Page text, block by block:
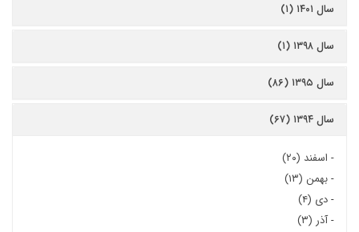
سال ۱۴۰۱ (۱)
سال ۱۳۹۸ (۱)
سال ۱۳۹۵ (۸۶)
سال ۱۳۹۴ (۶۷)
- اسفند (۲۰)
-بهمن (۱۳)
-دی (۴)
-آذر (۳)